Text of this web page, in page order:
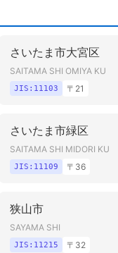
さいたま市大宮区
SAITAMA SHI OMIYA KU
JIS: 11103 〒 21
さいたま市緑区
SAITAMA SHI MIDORI KU
JIS: 11109 〒 36
狭山市
SAYAMA SHI
JIS: 11215 〒 32